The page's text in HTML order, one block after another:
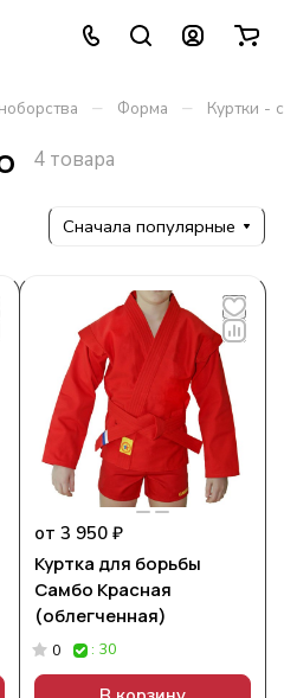
– Форма – Куртки -
4 товара
Сначала популярные
от 3 950 ₽
Куртка для борьбы
Самбо Красная
(облегченная)
0 : 30